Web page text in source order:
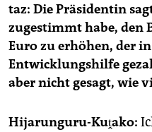
taz: Die Präsidentin
zugestimmt habe, den
Euro zu erhöhen, der
Entwicklungshilfe
aber nicht gesagt, wie
Hijarunguru-Kuṱako: